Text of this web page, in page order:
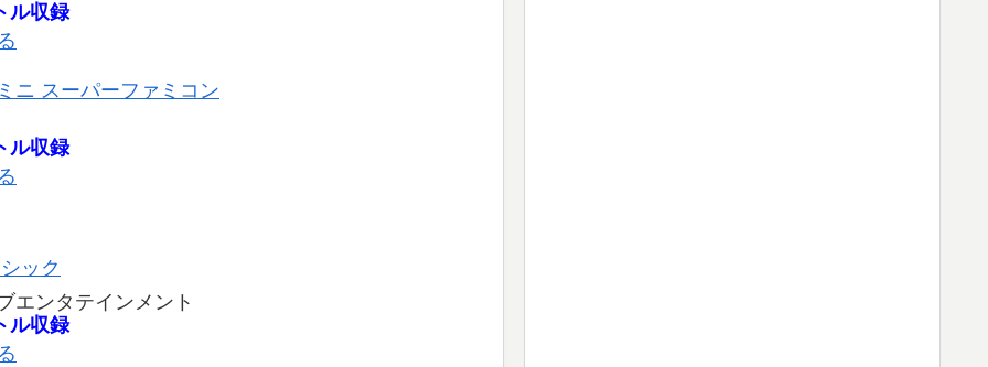
ル収録
ニ スーパーファミコン
ル収録
ック
エンタテインメント
ル収録